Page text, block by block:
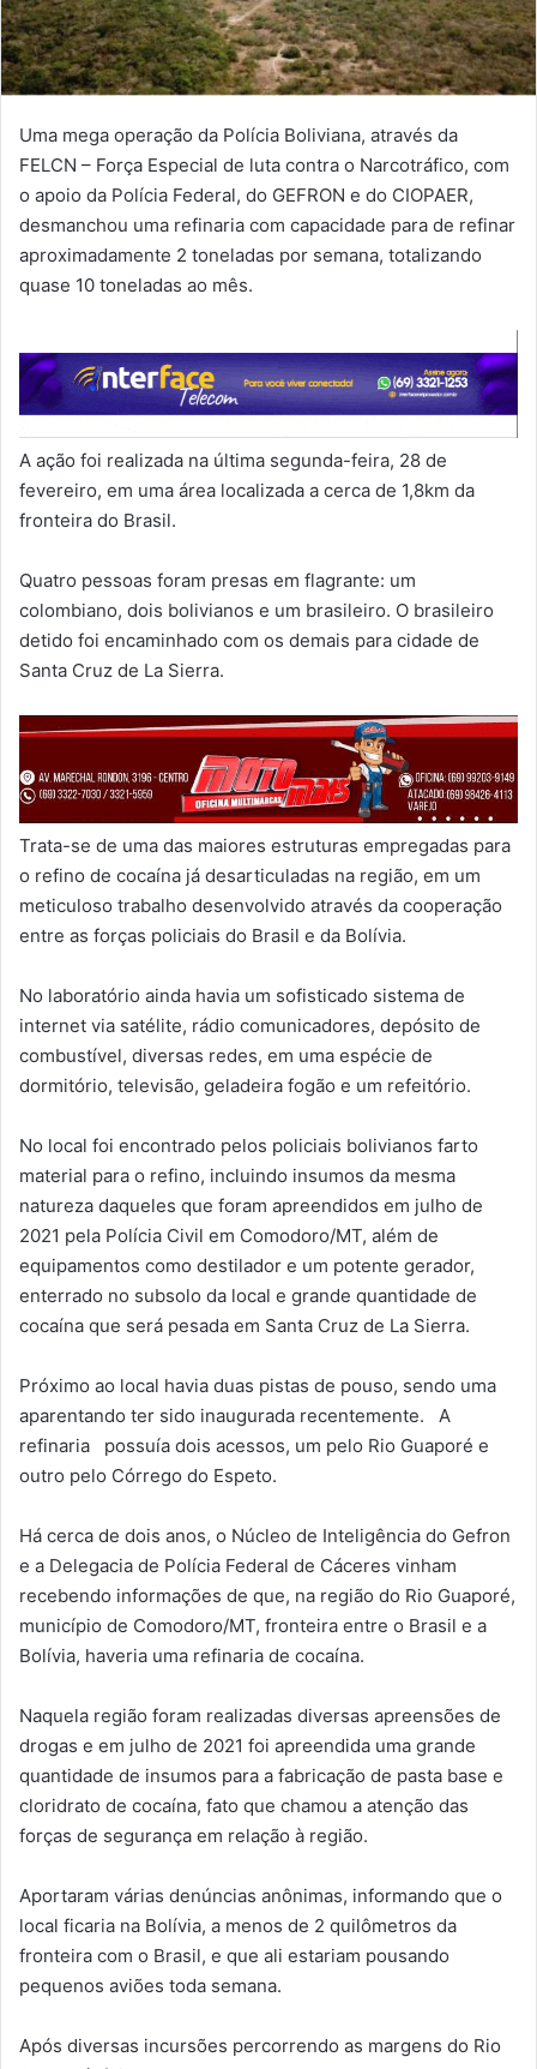
Uma mega operação da Polícia Boliviana, através da
FELCN – Força Especial de luta contra o Narcotráfico, com
o apoio da Polícia Federal, do GEFRON e do CIOPAER,
desmanchou uma refinaria com capacidade para de refinar
aproximadamente 2 toneladas por semana, totalizando
quase 10 toneladas ao mês.
A ação foi realizada na última segunda-feira, 28 de
fevereiro, em uma área localizada a cerca de 1,8km da
fronteira do Brasil.
Quatro pessoas foram presas em flagrante: um
colombiano, dois bolivianos e um brasileiro. O brasileiro
detido foi encaminhado com os demais para cidade de
Santa Cruz de La Sierra.
Trata-se de uma das maiores estruturas empregadas para
o refino de cocaína já desarticuladas na região, em um
meticuloso trabalho desenvolvido através da cooperação
entre as forças policiais do Brasil e da Bolívia.
No laboratório ainda havia um sofisticado sistema de
internet via satélite, rádio comunicadores, depósito de
combustível, diversas redes, em uma espécie de
dormitório, televisão, geladeira fogão e um refeitório.
No local foi encontrado pelos policiais bolivianos farto
material para o refino, incluindo insumos da mesma
natureza daqueles que foram apreendidos em julho de
2021 pela Polícia Civil em Comodoro/MT, além de
equipamentos como destilador e um potente gerador,
enterrado no subsolo da local e grande quantidade de
cocaína que será pesada em Santa Cruz de La Sierra.
Próximo ao local havia duas pistas de pouso, sendo uma
aparentando ter sido inaugurada recentemente. A
refinaria possuía dois acessos, um pelo Rio Guaporé e
outro pelo Córrego do Espeto.
Há cerca de dois anos, o Núcleo de Inteligência do Gefron
e a Delegacia de Polícia Federal de Cáceres vinham
recebendo informações de que, na região do Rio Guaporé,
município de Comodoro/MT, fronteira entre o Brasil e a
Bolívia, haveria uma refinaria de cocaína.
Naquela região foram realizadas diversas apreensões de
drogas e em julho de 2021 foi apreendida uma grande
quantidade de insumos para a fabricação de pasta base e
cloridrato de cocaína, fato que chamou a atenção das
forças de segurança em relação à região.
Aportaram várias denúncias anônimas, informando que o
local ficaria na Bolívia, a menos de 2 quilômetros da
fronteira com o Brasil, e que ali estariam pousando
pequenos aviões toda semana.
Após diversas incursões percorrendo as margens do Rio